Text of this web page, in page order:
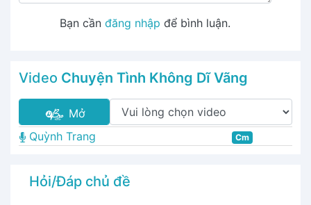
Bạn cần đăng nhập để bình luận.
Video Chuyện Tình Không Dĩ Vãng
Mở
Quỳnh Trang
Cm
Hỏi/Đáp chủ đề